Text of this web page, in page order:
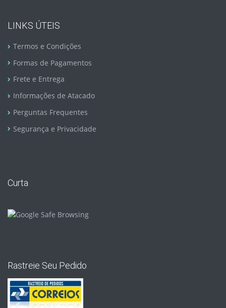
LINKS ÚTEIS
Termos e Condições
Formas de Pagamentos
Frete e Entrega
Informações de Atacado
Perguntas Frequentes
Segurança e Privacidade
Curta
Rastreie Seu Pedido